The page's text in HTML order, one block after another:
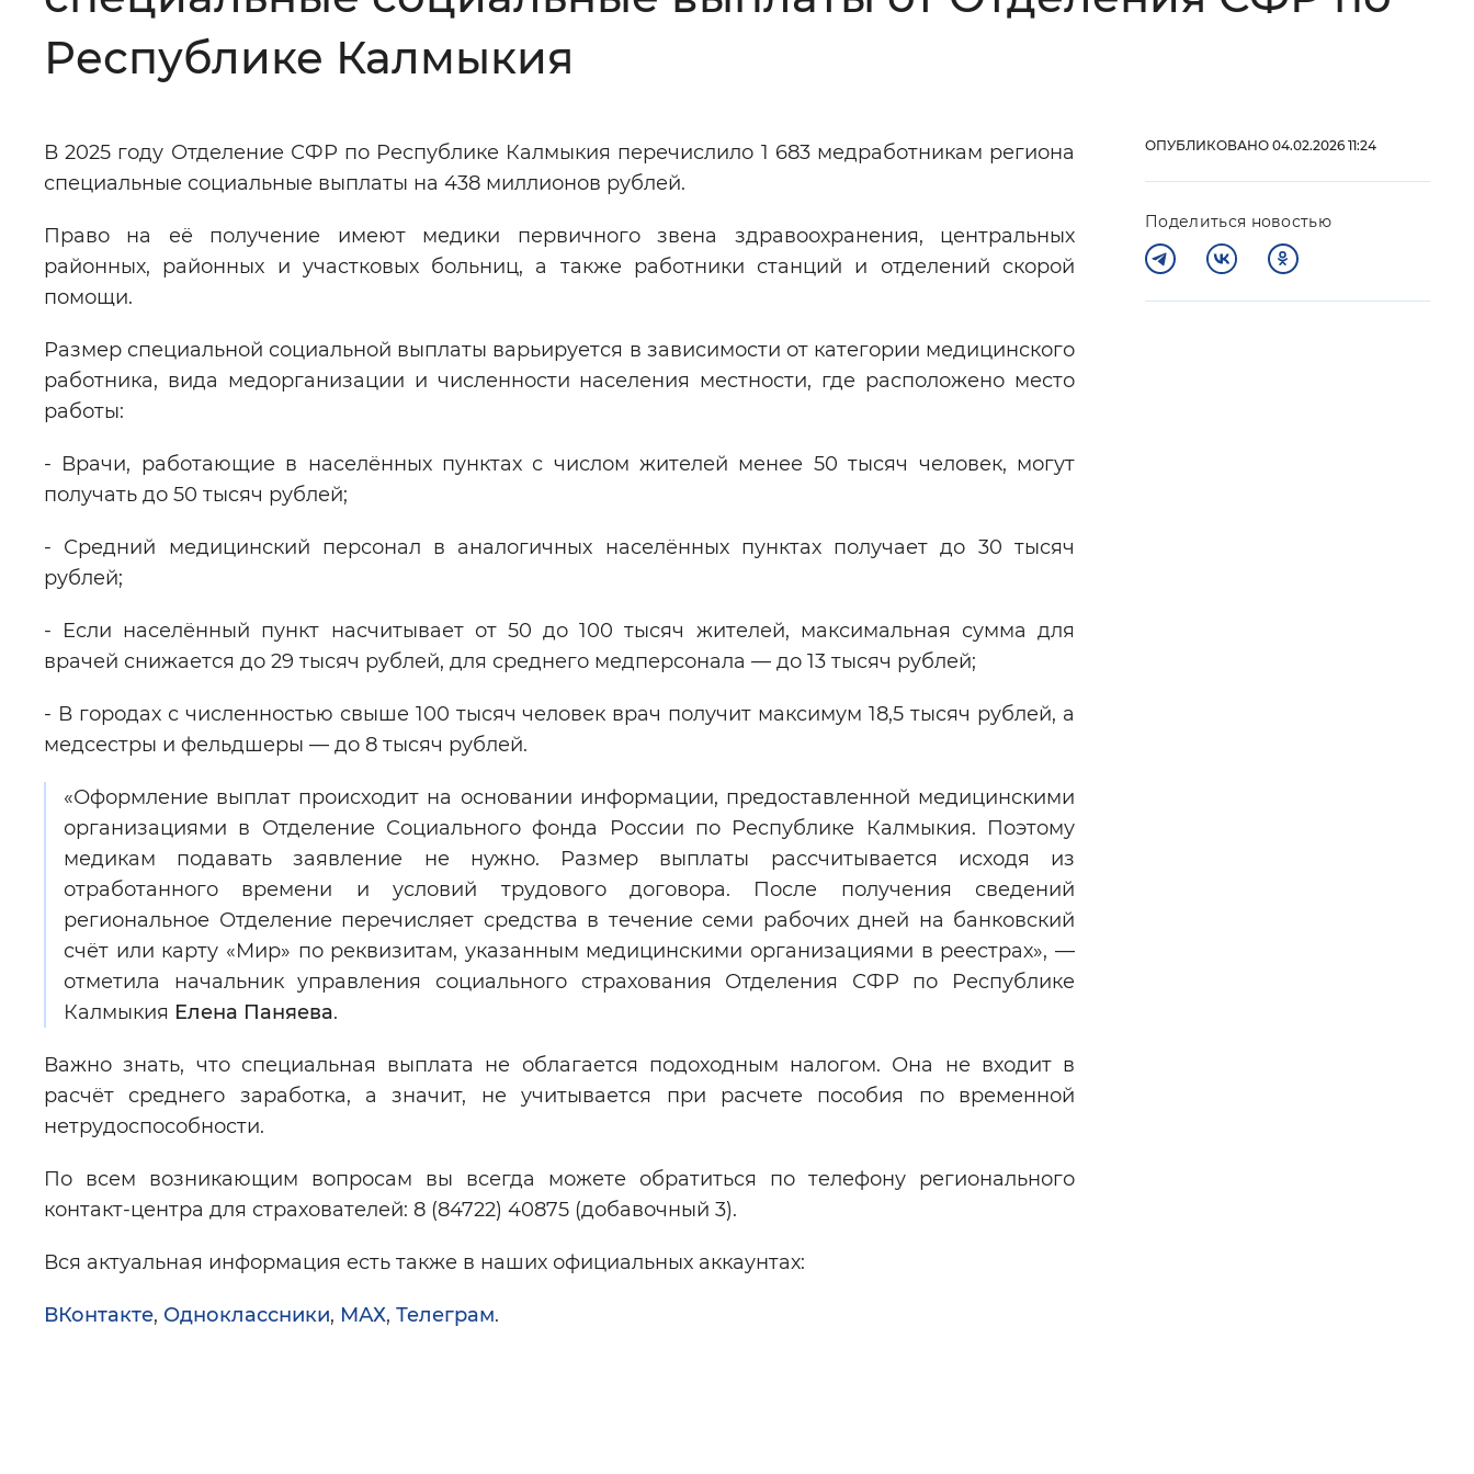
Цвет сайта
Вернуть стандартные настройки
Республике Калмыкия
В 2025 году Отделение СФР по Республике Калмыкия перечислило 1 683 медработникам региона
специальные социальные выплаты на 438 миллионов рублей.
Право на её получение имеют медики первичного звена здравоохранения, центральных
районных, районных и участковых больниц, а также работники станций и отделений скорой
помощи.
Размер специальной социальной выплаты варьируется в зависимости от категории медицинского
работника, вида медорганизации и численности населения местности, где расположено место
работы:
- Врачи, работающие в населённых пунктах с числом жителей менее 50 тысяч человек, могут
получать до 50 тысяч рублей;
- Средний медицинский персонал в аналогичных населённых пунктах получает до 30 тысяч
рублей;
- Если населённый пункт насчитывает от 50 до 100 тысяч жителей, максимальная сумма для
врачей снижается до 29 тысяч рублей, для среднего медперсонала — до 13 тысяч рублей;
- В городах с численностью свыше 100 тысяч человек врач получит максимум 18,5 тысяч рублей, а
медсестры и фельдшеры — до 8 тысяч рублей.
«Оформление выплат происходит на основании информации, предоставленной медицинскими
организациями в Отделение Социального фонда России по Республике Калмыкия. Поэтому
медикам подавать заявление не нужно. Размер выплаты рассчитывается исходя из
отработанного времени и условий трудового договора. После получения сведений
региональное Отделение перечисляет средства в течение семи рабочих дней на банковский
счёт или карту «Мир» по реквизитам, указанным медицинскими организациями в реестрах», —
отметила начальник управления социального страхования Отделения СФР по Республике
Калмыкия Елена Паняева.
Важно знать, что специальная выплата не облагается подоходным налогом. Она не входит в
расчёт среднего заработка, а значит, не учитывается при расчете пособия по временной
нетрудоспособности.
По всем возникающим вопросам вы всегда можете обратиться по телефону регионального
контакт-центра для страхователей: 8 (84722) 40875 (добавочный 3).
Вся актуальная информация есть также в наших официальных аккаунтах:
ВКонтакте, Одноклассники, МАХ, Телеграм.
ОПУБЛИКОВАНО 04.02.2026 11:24
Поделиться новостью